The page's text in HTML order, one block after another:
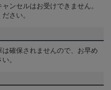
ンセルはお受けできません。
さい。
確保されませんので、お早め
。